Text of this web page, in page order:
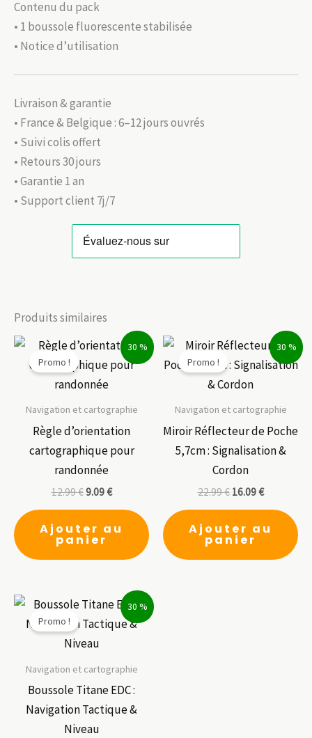
Contenu du pack
• 1 boussole fluorescente stabilisée
• Notice d’utilisation
Livraison & garantie
• France & Belgique : 6–12 jours ouvrés
• Suivi colis offert
• Retours 30 jours
• Garantie 1 an
• Support client 7j/7
Produits similaires
30 %
Promo !
Navigation et cartographie
Règle d’orientation
cartographique pour
randonnée
12.99€9.09€
Ajouter au
panier
30 %
Promo !
Navigation et cartographie
Miroir Réflecteur de Poche
5,7cm : Signalisation &
Cordon
22.99€ 16.09€
Ajouter au
panier
30 %
Promo !
Navigation et cartographie
Boussole Titane EDC :
Navigation Tactique &
Niveau